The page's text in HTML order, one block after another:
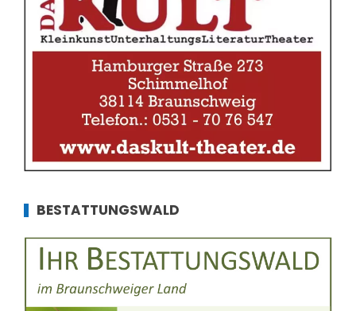
BESTATTUNGSWALD